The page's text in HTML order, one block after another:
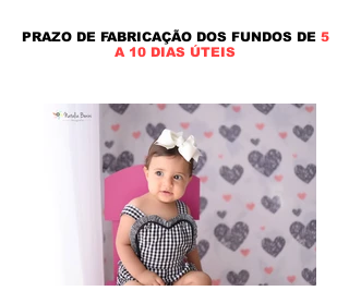
PRAZO DE FABRICAÇÃO DOS FUNDOS DE 5
A 10 DIAS ÚTEIS